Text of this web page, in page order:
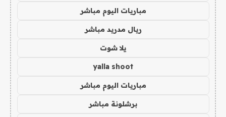
مباريات اليوم مباشر
ريال مدريد مباشر
يلا شوت
yalla shoot
مباريات اليوم مباشر
برشلونة مباشر